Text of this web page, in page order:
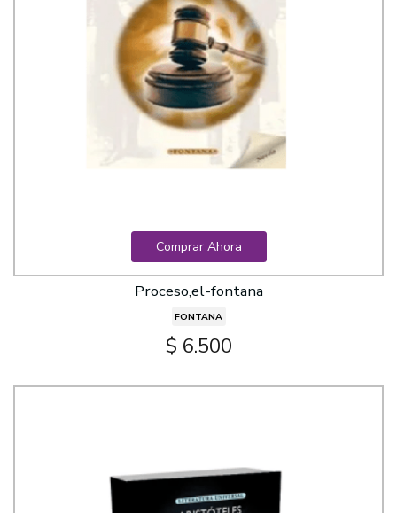
Comprar Ahora
Proceso,el-fontana
FONTANA
$ 6.500